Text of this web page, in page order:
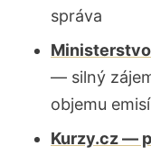
správa
— silný
objemu emisí
Kurzy.cz —